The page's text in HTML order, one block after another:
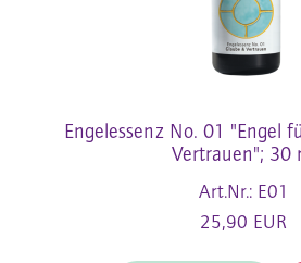
Engelessenz No. 01 "Engel
Vertrauen"; 30
Art.Nr.: E01
25,90 EUR